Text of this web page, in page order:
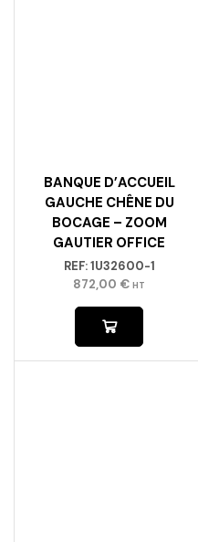
BANQUE D’ACCUEIL
GAUCHE CHÊNE DU
BOCAGE – ZOOM
GAUTIER OFFICE
REF:1U32600-1
872,00 € HT